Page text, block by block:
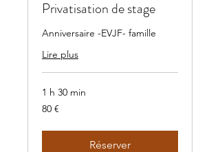
Privatisation de stage
Anniversaire -EVJF- famille
Lire plus
1 h 30 min
80
euros
80 €
Réserver